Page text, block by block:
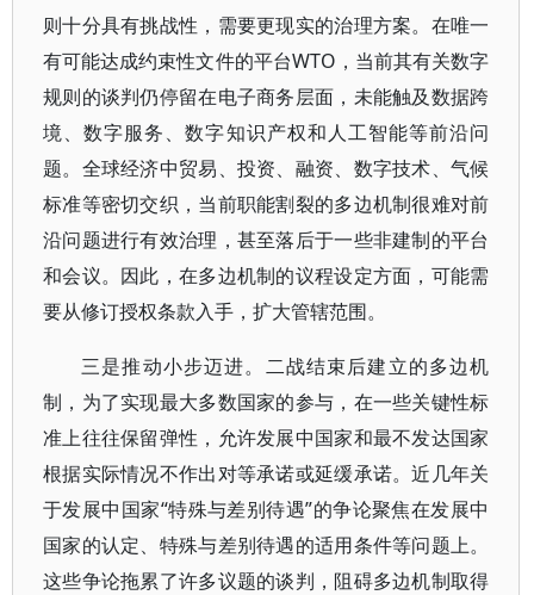
则十分具有挑战性，需要更现实的治理方案。在唯一
有可能达成约束性文件的平台WTO，当前其有关数字
规则的谈判仍停留在电子商务层面，未能触及数据跨
境、数字服务、数字知识产权和人工智能等前沿问
题。全球经济中贸易、投资、融资、数字技术、气候
标准等密切交织，当前职能割裂的多边机制很难对前
沿问题进行有效治理，甚至落后于一些非建制的平台
和会议。因此，在多边机制的议程设定方面，可能需
要从修订授权条款入手，扩大管辖范围。
三是推动小步迈进。二战结束后建立的多边机
制，为了实现最大多数国家的参与，在一些关键性标
准上往往保留弹性，允许发展中国家和最不发达国家
根据实际情况不作出对等承诺或延缓承诺。近几年关
于发展中国家“特殊与差别待遇”的争论聚焦在发展中
国家的认定、特殊与差别待遇的适用条件等问题上。
这些争论拖累了许多议题的谈判，阻碍多边机制取得